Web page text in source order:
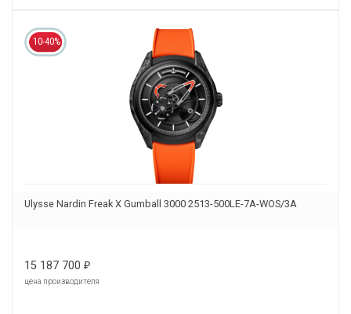
10-40%
Ulysse Nardin Freak X Gumball 3000 2513-500LE-7A-WOS/3A
15 187 700 ₽
цена производителя